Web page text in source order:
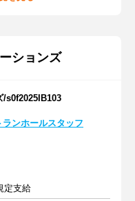
ションズ
/s0f2025IB103
ランホールスタッフ
定支給